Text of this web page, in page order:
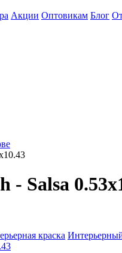
Акции Оптовикам Блог
- Salsa
краска